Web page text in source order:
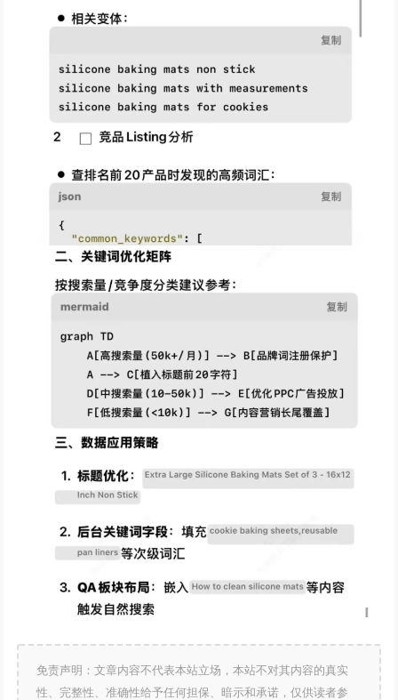
免责声明：文章内容不代表本站立场，本站不对其内容的真实
性、完整性、准确性给予任何担保、暗示和承诺，仅供读者参